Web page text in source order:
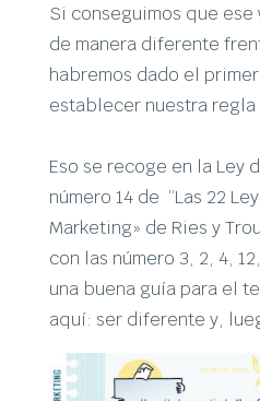
Si conseguimos que
de manera diferente
habremos dado el
establecer nuestra regla
Eso se recoge en la Ley
número 14 de “Las 22
Marketing» de Ries y
con las número 3, 2, 4,
una buena guía para el
aquí: ser diferente y,